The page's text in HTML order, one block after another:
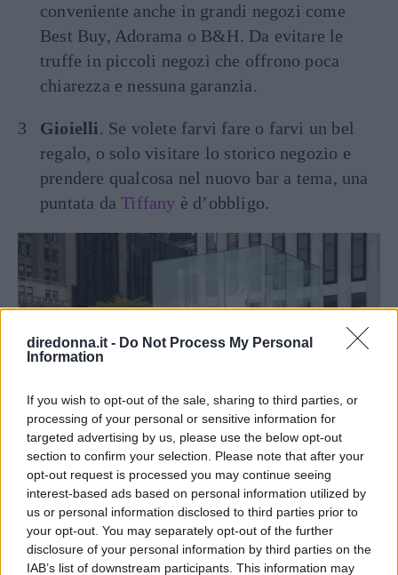
diredonna.it - Do Not Process My Personal
Information
If you wish to opt-out of the sale, sharing to third parties, or
processing of your personal or sensitive information for
targeted advertising by us, please use the below opt-out
section to confirm your selection. Please note that after your
opt-out request is processed you may continue seeing
interest-based ads based on personal information utilized by
us or personal information disclosed to third parties prior to
your opt-out. You may separately opt-out of the further
disclosure of your personal information by third parties on the
IAB’s list of downstream participants. This information may
conveniente anche in grandi negozi come
Best Buy, Adorama o B&H. Da evitare le
truffe in piccoli negozi che offrono poca
chiarezza e nessuna garanzia.
Gioielli. Se volete farvi fare o farvi un bel
regalo, o solo visitare lo storico negozio e
prendere qualcosa nel nuovo bar a tema, una
puntata daTiffany è d’obbligo.
Seguici anche su Google News!